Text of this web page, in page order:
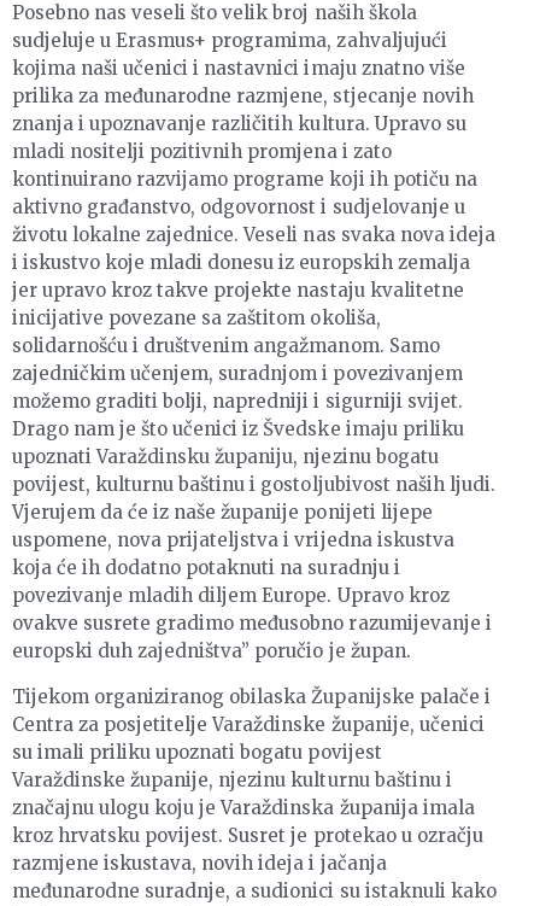
Posebno nas veseli što velik broj naših škola
sudjeluje u Erasmus+ programima, zahvaljujući
kojima naši učenici i nastavnici imaju znatno više
prilika za međunarodne razmjene, stjecanje novih
znanja i upoznavanje različitih kultura. Upravo su
mladi nositelji pozitivnih promjena i zato
kontinuirano razvijamo programe koji ih potiču na
aktivno građanstvo, odgovornost i sudjelovanje u
životu lokalne zajednice. Veseli nas svaka nova ideja
i iskustvo koje mladi donesu iz europskih zemalja
jer upravo kroz takve projekte nastaju kvalitetne
inicijative povezane sa zaštitom okoliša,
solidarnošću i društvenim angažmanom. Samo
zajedničkim učenjem, suradnjom i povezivanjem
možemo graditi bolji, napredniji i sigurniji svijet.
Drago nam je što učenici iz Švedske imaju priliku
upoznati Varaždinsku županiju, njezinu bogatu
povijest, kulturnu baštinu i gostoljubivost naših ljudi.
Vjerujem da će iz naše županije ponijeti lijepe
uspomene, nova prijateljstva i vrijedna iskustva
koja će ih dodatno potaknuti na suradnju i
povezivanje mladih diljem Europe. Upravo kroz
ovakve susrete gradimo međusobno razumijevanje i
europski duh zajedništva” poručio je župan.
Tijekom organiziranog obilaska Županijske palače i
Centra za posjetitelje Varaždinske županije, učenici
su imali priliku upoznati bogatu povijest
Varaždinske županije, njezinu kulturnu baštinu i
značajnu ulogu koju je Varaždinska županija imala
kroz hrvatsku povijest. Susret je protekao u ozračju
razmjene iskustava, novih ideja i jačanja
međunarodne suradnje, a sudionici su istaknuli kako